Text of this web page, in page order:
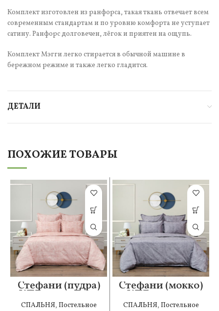
Комплект изготовлен из ранфорса, такая ткань отвечает всем
современным стандартам и по уровню комфорта не уступает
сатину. Ранфорс долговечен, лёгок и приятен на ощупь.
Комплект Мэгги легко стирается в обычной машине в
бережном режиме и также легко гладится.
ДЕТАЛИ
ПОХОЖИЕ ТОВАРЫ
Стефани (пудра)
КПБ сатин Евро
СПАЛЬНЯ, Постельное
Стефани (мокко)
КПБ сатин 1.6
СПАЛЬНЯ, Постельное